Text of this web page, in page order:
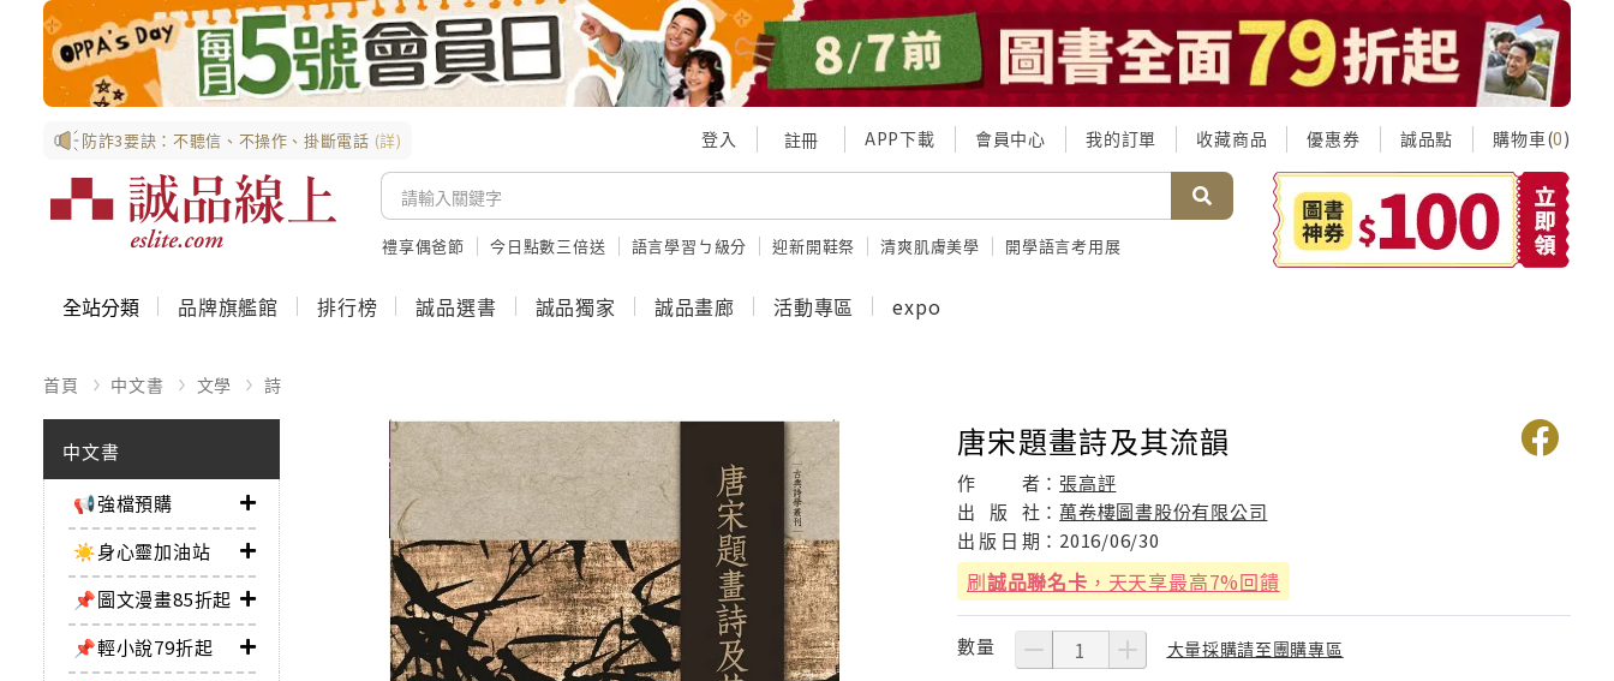
防詐3要訣：不聽信、不操作、掛斷電話 (詳) 登入 註冊 APP下載 會員中心 我的訂單 收藏商品 優惠券 誠品點 購物車(0)
禮享偶爸節 今日點數三倍送 語言學習ㄅ級分 迎新開鞋祭 清爽肌膚美學 開學語言考用展
全站分類 品牌旗艦館 排行榜 誠品選書 誠品獨家 誠品畫廊 活動專區 expo
首頁 中文書 文學 詩
中文書
📢強檔預購
☀️身心靈加油站
📌圖文漫畫85折起
📌輕小說79折起
唐宋題畫詩及其流韻
作 者： 張高評
出
版 社： 萬卷樓圖書股份有限公司
出 版 日 期： 2016/06/30
刷誠品聯名卡 ，天天享最高7%回饋
數量 大量採購請至團購專區